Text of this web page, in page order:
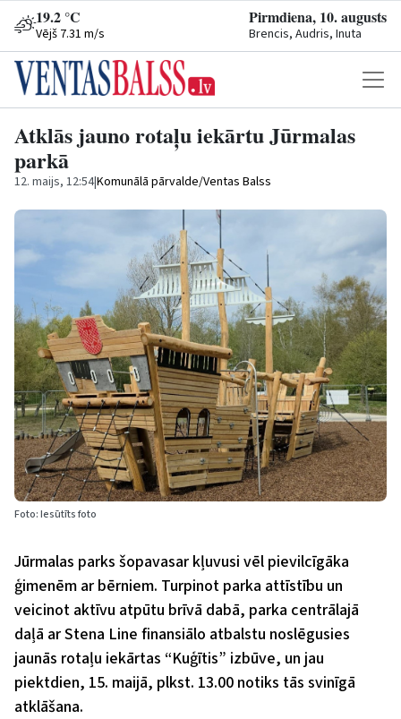
19.2 °C
Vējš 7.31 m/s
Pirmdiena, 10. augusts
Brencis, Audris, Inuta
Atklās jauno rotaļu iekārtu Jūrmalas
parkā
12. maijs, 12:54|Komunālā pārvalde/Ventas Balss
Foto: Iesūtīts foto
Jūrmalas parks šopavasar kļuvusi vēl pievilcīgāka
ģimenēm ar bērniem. Turpinot parka attīstību un
veicinot aktīvu atpūtu brīvā dabā, parka centrālajā
daļā ar Stena Line finansiālo atbalstu noslēgusies
jaunās rotaļu iekārtas “Kuģītis” izbūve, un jau
piektdien, 15. maijā, plkst. 13.00 notiks tās svinīgā
atklāšana.